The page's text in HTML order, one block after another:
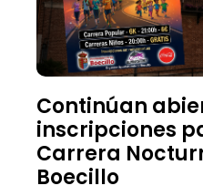
Continúan
inscripciones
Carrera
Boecillo